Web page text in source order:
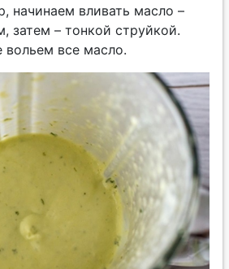
начинаем вливать масло –
затем – тонкой струйкой.
вольем все масло.